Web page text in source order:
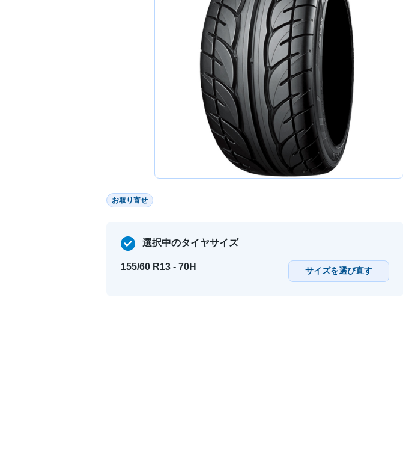
お取り寄せ
選択中のタイヤサイズ
155/60 R13 - 70H サイズを選び直す